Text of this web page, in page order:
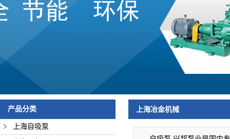
企业掠影
联系我们
上海液下泵
上海螺杆泵
上海其他化工泵
上海阀门
上海冶金机械
上海电力机械
产品分类
上海自吸泵
上海冶金机械